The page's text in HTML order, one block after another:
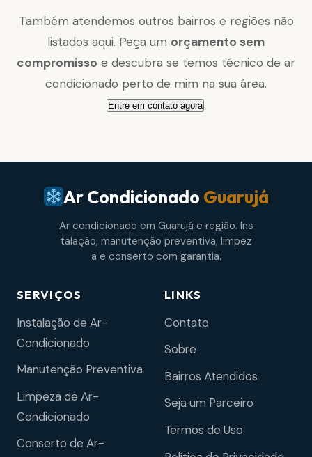
Também atendemos outros bairros e regiões não
listados aqui. Peça um orçamento sem
compromisso e descubra se temos técnico de ar
condicionado perto de mim na sua área.
Entre em contato agora.
Ar Condicionado Guarujá
Ar condicionado em Guarujá e região. Ins
talação, manutenção preventiva, limpez
a e conserto com garantia.
SERVIÇOS
Instalação de Ar-
Condicionado
Manutenção Preventiva
Limpeza de Ar-
Condicionado
Conserto de Ar-
LINKS
Contato
Sobre
Bairros Atendidos
Seja um Parceiro
Termos de Uso